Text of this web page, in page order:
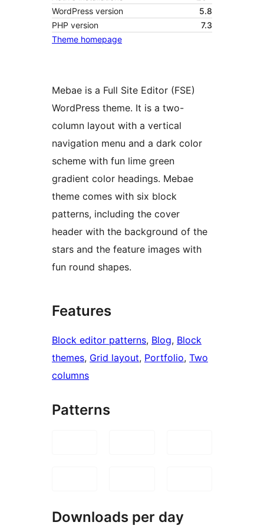
WordPress version
5.8
PHP version
7.3
Theme homepage
Mebae is a Full Site Editor (FSE)
WordPress theme. It is a two-
column layout with a vertical
navigation menu and a dark color
scheme with fun lime green
gradient color headings. Mebae
theme comes with six block
patterns, including the cover
header with the background of the
stars and the feature images with
fun round shapes.
Features
Block editor patterns, Blog, Block
themes, Grid layout, Portfolio, Two
columns
Patterns
Downloads per day